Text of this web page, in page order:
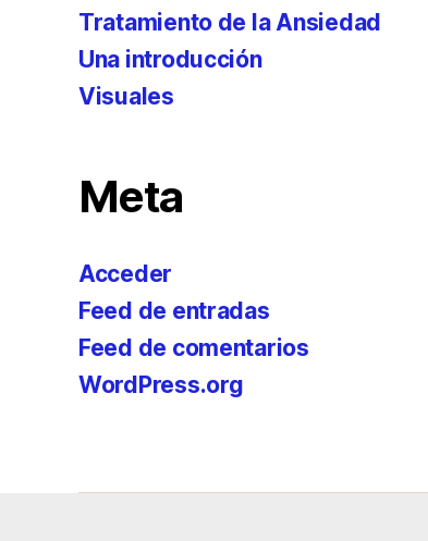
Tratamiento de la Ansiedad
Una introducción
Visuales
Meta
Acceder
Feed de entradas
Feed de comentarios
WordPress.org